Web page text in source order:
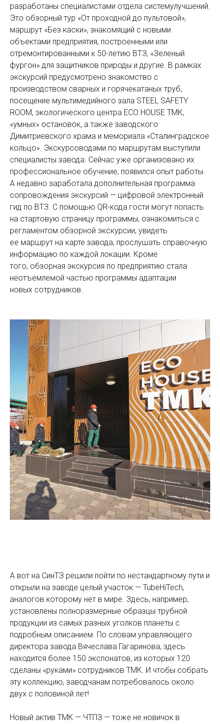
разработаны специалистами отдела системулучшений.
Это обзорный тур «От проходной до пультовой»,
маршрут «Без каски», знакомящий с новыми
объектами предприятия, построенными или
отремонтированными к 50-летию ВТЗ, «Зеленый
фургон» для защитников природы и другие. В рамках
экскурсий предусмотрено знакомство с
производством сварных и горячекатаных труб,
посещение мультимедийного зала STEEL SAFETY
ROOM, экологического центра ECO HOUSE ТМК,
«умных» остановок, а также заводского
Димитриевского храма и мемориала «Сталинградское
кольцо». Экскурсоводами по маршрутам выступили
специалисты завода. Сейчас уже организовано их
профессиональное обучение, появился опыт работы.
А недавно заработала дополнительная программа
сопровождения экскурсий — цифровой электронный
гид по ВТЗ. С помощью QR-кода гости могут попасть
на стартовую страницу программы, ознакомиться с
регламентом обзорной экскурсии, увидеть
ее маршрут на карте завода, прослушать справочную
информацию по каждой локации. Кроме
того, обзорная экскурсия по предприятию стала
неотъемлемой частью программы адаптации
новых сотрудников.
А вот на СинТЗ решили пойти по нестандартному пути и
открыли на заводе целый участок — TubeHiTech,
аналогов которому нет в мире. Здесь, например,
установлены полноразмерные образцы трубной
продукции из самых разных уголков планеты с
подробным описанием. По словам управляющего
директора завода Вячеслава Гагаринова, здесь
находится более 150 экспонатов, из которых 120
сделаны «руками» сотрудников ТМК. И чтобы собрать
эту коллекцию, заводчанам потребовалось около
двух с половиной лет!
Новый актив ТМК — ЧТПЗ — тоже не новичок в